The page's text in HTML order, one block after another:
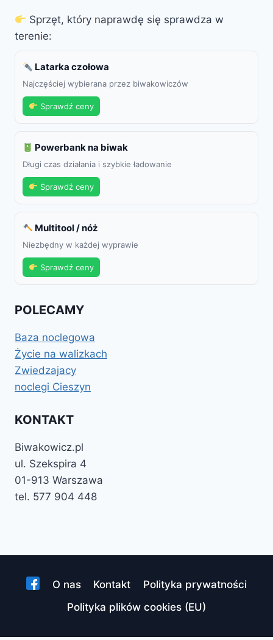
Sprzęt, który naprawdę się sprawdza w
terenie:
Latarka czołowa
Najczęściej wybierana przez biwakowiczów
Sprawdź ceny
Powerbank na biwak
Długi czas działania i szybkie ładowanie
Sprawdź ceny
Multitool / nóż
Niezbędny w każdej wyprawie
Sprawdź ceny
POLECAMY
Baza noclegowa
Życie na walizkach
Zwiedzajacy
noclegi Cieszyn
KONTAKT
Biwakowicz.pl
ul. Szekspira 4
01-913 Warszawa
tel. 577 904 448
O nas Kontakt
Polityka prywatności
Polityka plików cookies (EU)